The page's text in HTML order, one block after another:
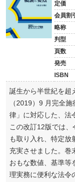
定価
会員割
略称
判型
頁数
発売
ISBN
誕生から半世紀を超
（2019）9 月完全
律」に対応した、法
この改訂12版では
も取り入れ、特定放
充実させました。巻
おもな数値、基準等
理実務に便利な法令